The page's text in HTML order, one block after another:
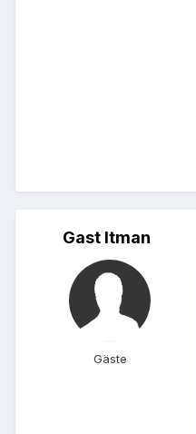
Gast Itman
Gäste